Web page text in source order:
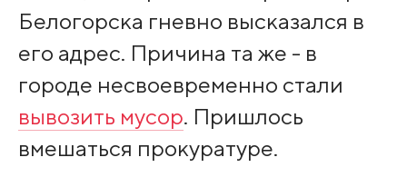
Белогорска гневно высказался в
его адрес. Причина та же - в
городе несвоевременно стали
вывозить мусор. Пришлось
вмешаться прокуратуре.